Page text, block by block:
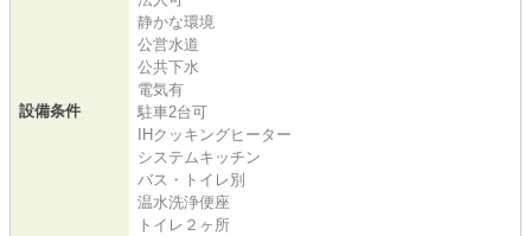
設備条件
静かな環境
公営水道
公共下水
電気有
駐車2台可
IHクッキングヒーター
システムキッチン
バス・トイレ別
温水洗浄便座
トイレ２ヶ所